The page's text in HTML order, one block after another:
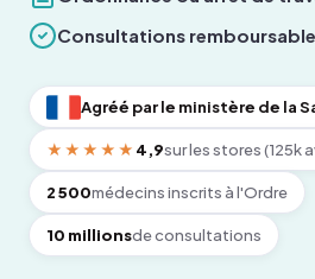
Consultations
Agréé par le ministère de la
★★★★★ 4,9sur les stores (125k
2 500médecins inscrits à l'Ordre
10 millionsde consultations